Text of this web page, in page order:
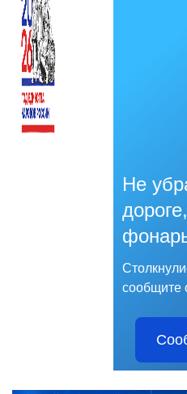
Не
сообщите